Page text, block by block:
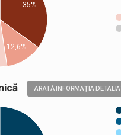
35%
12,6%
ARATĂ INFORMAȚIA